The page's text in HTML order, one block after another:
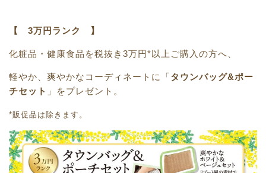
【 3万円ランク 】
化粧品・健康食品を税抜き3万円*以上ご購入の方へ、
軽やか、爽やかなコーディネートに「タウンバッグ&ポー
チセット 」をプレゼント。
*販促品は除きます。